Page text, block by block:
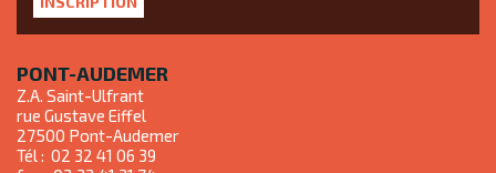
PONT-AUDEMER
Z.A. Saint-Ulfrant
rue Gustave Eiffel
27500 Pont-Audemer
Tél : 02 32 41 06 39